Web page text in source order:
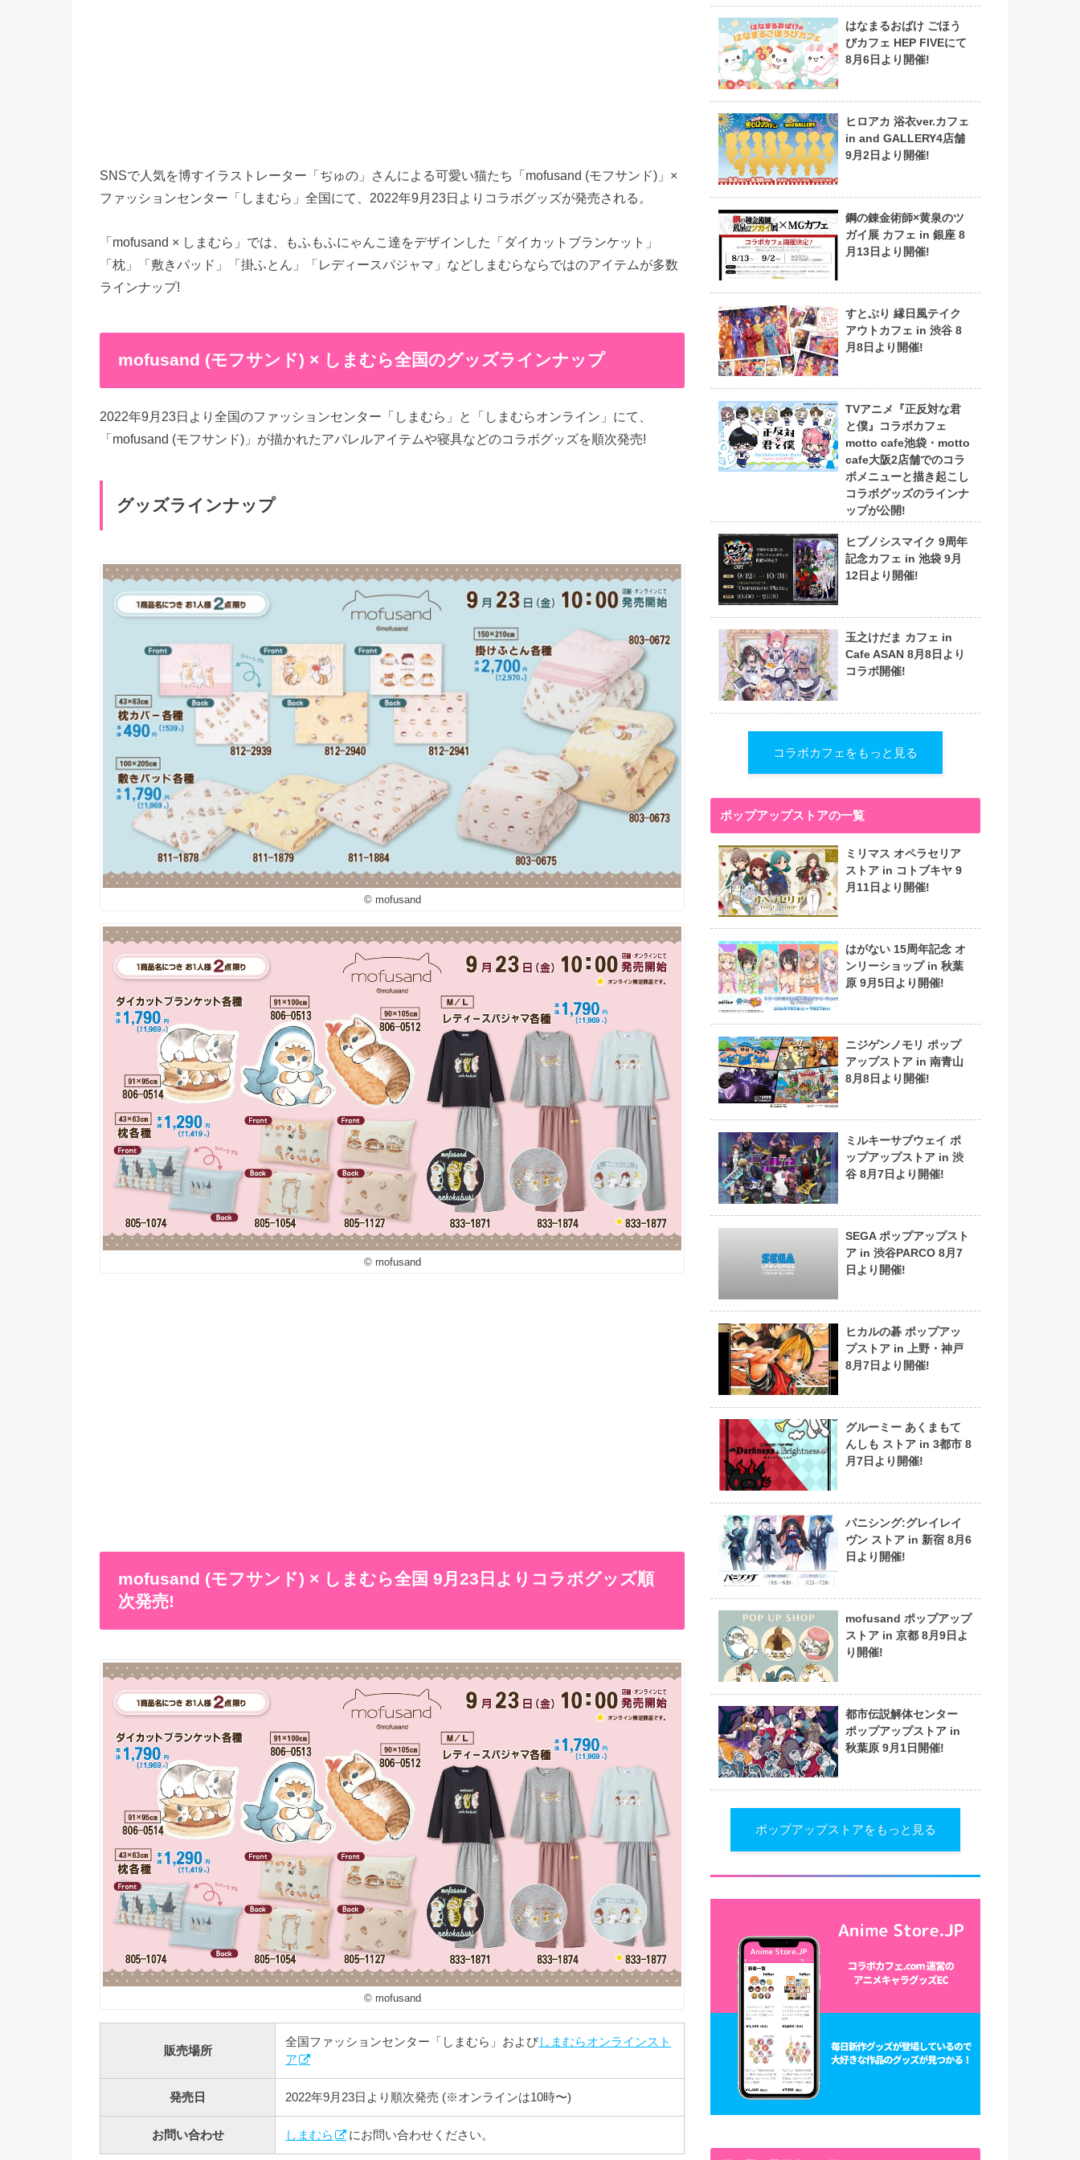
SNSで人気を博すイラストレーター「ぢゅの」さんによる可愛い猫たち「mofusand (モフサンド)」×
ファッションセンター「しまむら」全国にて、2022年9月23日よりコラボグッズが発売される。
「mofusand × しまむら」では、もふもふにゃんこ達をデザインした「ダイカットブランケット」
「枕」「敷きパッド」「掛ふとん」「レディースパジャマ」などしまむらならではのアイテムが多数
ラインナップ!
mofusand (モフサンド) × しまむら全国のグッズラインナップ
2022年9月23日より全国のファッションセンター「しまむら」と「しまむらオンライン」にて、
「mofusand (モフサンド)」が描かれたアパレルアイテムや寝具などのコラボグッズを順次発売!
グッズラインナップ
© mofusand
© mofusand
mofusand (モフサンド) × しまむら全国 9月23日よりコラボグッズ順
次発売!
© mofusand
販売場所
全国ファッションセンター「しまむら」およびしまむらオンラインスト
ア
発売日 2022年9月23日より順次発売 (※オンラインは10時〜)
お問い合わせ しまむら にお問い合わせください。
はなまるおばけ ごほう
びカフェ HEP FIVEにて
8月6日より開催!
ヒロアカ 浴衣ver.カフェ
in and GALLERY4店舗
9月2日より開催!
鋼の錬金術師×黄泉のツ
ガイ展 カフェ in 銀座 8
月13日より開催!
すとぷり 縁日風テイク
アウトカフェ in 渋谷 8
月8日より開催!
TVアニメ『正反対な君
と僕』コラボカフェ
motto cafe池袋・motto
cafe大阪2店舗でのコラ
ボメニューと描き起こし
コラボグッズのラインナ
ップが公開!
ヒプノシスマイク 9周年
記念カフェ in 池袋 9月
12日より開催!
玉之けだま カフェ in
Cafe ASAN 8月8日より
コラボ開催!
コラボカフェをもっと見る
ポップアップストアの一覧
ミリマス オペラセリア
ストア in コトブキヤ 9
月11日より開催!
はがない 15周年記念 オ
ンリーショップ in 秋葉
原 9月5日より開催!
ニジゲンノモリ ポップ
アップストア in 南青山
8月8日より開催!
ミルキーサブウェイ ポ
ップアップストア in 渋
谷 8月7日より開催!
SEGA ポップアップスト
ア in 渋谷PARCO 8月7
日より開催!
ヒカルの碁 ポップアッ
プストア in 上野・神戸
8月7日より開催!
グルーミー あくまもて
んしも ストア in 3都市 8
月7日より開催!
パニシング:グレイレイ
ヴン ストア in 新宿 8月6
日より開催!
mofusand ポップアップ
ストア in 京都 8月9日よ
り開催!
都市伝説解体センター
ポップアップストア in
秋葉原 9月1日開催!
ポップアップストアをもっと見る